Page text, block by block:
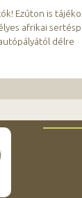
Ezúton is
afrikai
délre